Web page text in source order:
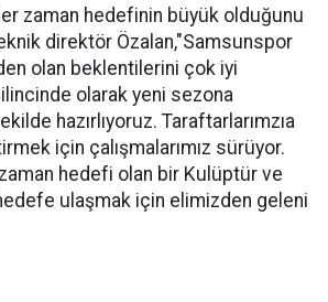
zaman hedefinin büyük olduğunu
direktör Özalan,"Samsunspor
olan beklentilerini çok iyi
olarak yeni sezona
hazırlıyoruz. Taraftarlarımzıa
için çalışmalarımız sürüyor.
hedefi olan bir Kulüptür ve
ulaşmak için elimizden geleni